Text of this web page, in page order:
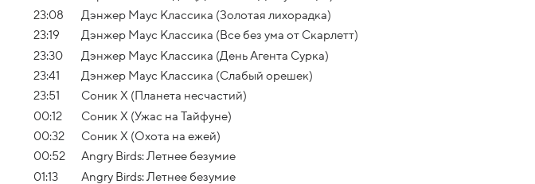
23:08
Дэнжер Маус Классика (Золотая лихорадка)
23:19
Дэнжер Маус Классика (Все без ума от Скарлетт)
23:30
Дэнжер Маус Классика (День Агента Сурка)
23:41
Дэнжер Маус Классика (Слабый орешек)
23:51
Соник Х (Планета несчастий)
00:12
Соник Х (Ужас на Тайфуне)
00:32
Соник Х (Охота на ежей)
00:52
Angry Birds: Летнее безумие
01:13
Angry Birds: Летнее безумие